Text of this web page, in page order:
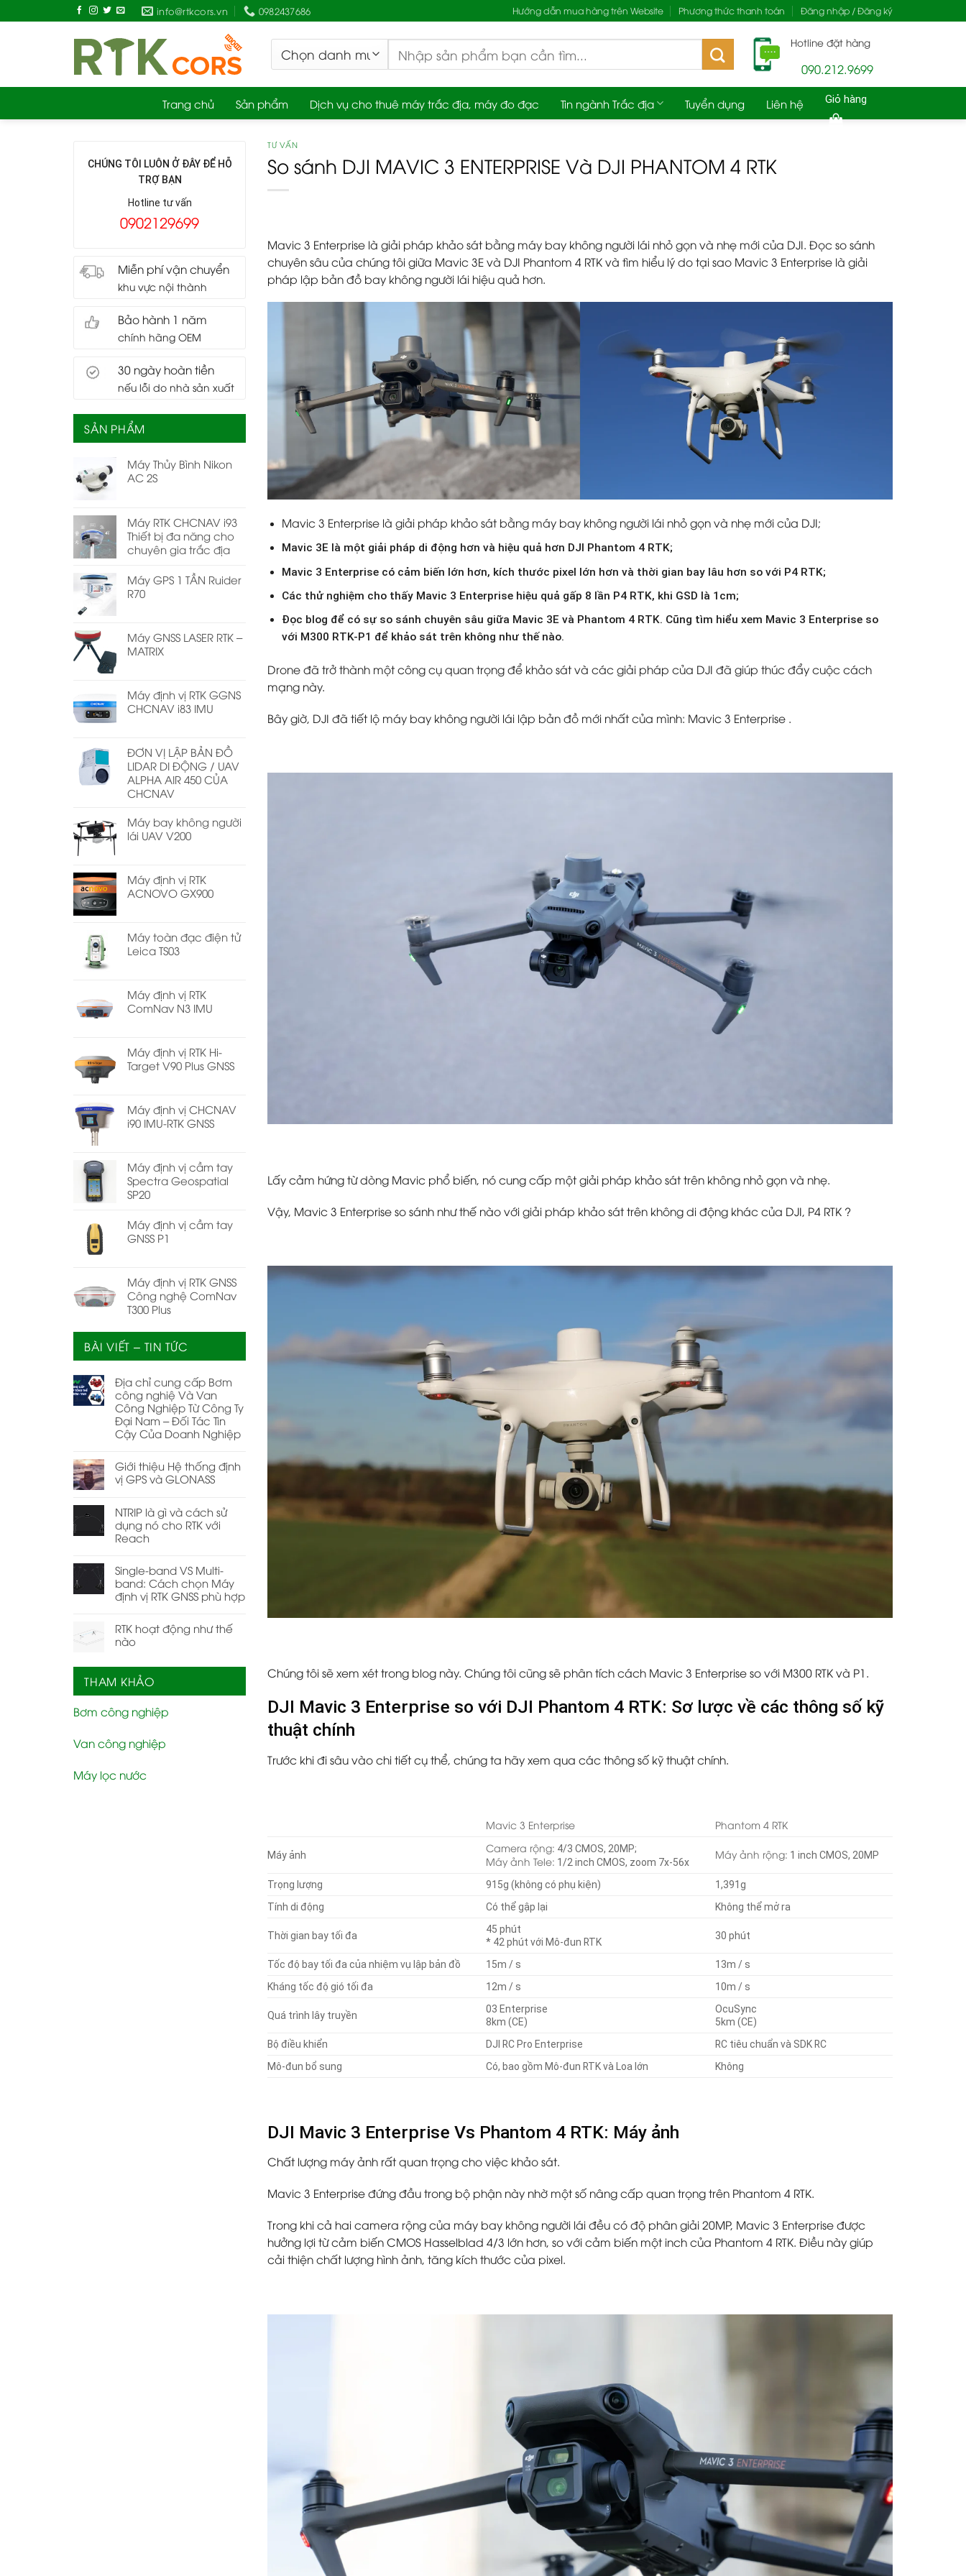
to
info@rtkcors.vn 0982437686 Hướng dẫn mua hàng trên Website Phương thức thanh toán Đăng nhập / Đăng ký
Tìm
kiếm:
Hotline đặt hàng
090.212.9699
Trang chủ Sản phẩm Dịch vụ cho thuê máy trắc địa, máy đo đạc Tin ngành Trắc địa Tuyển dụng Liên hệ Giỏ hàng
CHÚNG TÔI LUÔN Ở ĐÂY ĐỂ HỖ
TRỢ BẠN
Hotline tư vấn
0902129699
Miễn phí vận chuyển
khu vực nội thành
Bảo hành 1 năm
chính hãng OEM
30 ngày hoàn tiền
nếu lỗi do nhà sản xuất
SẢN PHẨM
Máy Thủy Bình Nikon
AC 2S
Máy RTK CHCNAV i93
Thiết bị đa năng cho
chuyên gia trắc địa
Máy GPS 1 TẦN Ruider
R70
Máy GNSS LASER RTK –
MATRIX
Máy định vị RTK GGNS
CHCNAV i83 IMU
ĐƠN VỊ LẬP BẢN ĐỒ
LIDAR DI ĐỘNG / UAV
ALPHA AIR 450 CỦA
CHCNAV
Máy bay không người
lái UAV V200
Máy định vị RTK
ACNOVO GX900
Máy toàn đạc điện tử
Leica TS03
Máy định vị RTK
ComNav N3 IMU
Máy định vị RTK Hi-
Target V90 Plus GNSS
Máy định vị CHCNAV
i90 IMU-RTK GNSS
Máy định vị cầm tay
Spectra Geospatial
SP20
Máy định vị cầm tay
GNSS P1
Máy định vị RTK GNSS
Công nghệ ComNav
T300 Plus
BÀI VIẾT – TIN TỨC
Địa chỉ cung cấp Bơm
công nghiệ Và Van
Công Nghiệp Từ Công Ty
Đại Nam – Đối Tác Tin
Cậy Của Doanh Nghiệp
Giới thiệu Hệ thống định
vị GPS và GLONASS
NTRIP là gì và cách sử
dụng nó cho RTK với
Reach
Single-band VS Multi-
band: Cách chọn Máy
định vị RTK GNSS phù hợp
RTK hoạt động như thế
nào
THAM KHẢO
Bơm công nghiệp
Van công nghiệp
Máy lọc nước
TƯ VẤN
So sánh DJI MAVIC 3 ENTERPRISE Và DJI PHANTOM 4 RTK
Mavic 3 Enterprise là giải pháp khảo sát bằng máy bay không người lái nhỏ gọn và nhẹ mới của DJI. Đọc so sánh
chuyên sâu của chúng tôi giữa Mavic 3E và DJI Phantom 4 RTK và tìm hiểu lý do tại sao Mavic 3 Enterprise là giải
pháp lập bản đồ bay không người lái hiệu quả hơn.
Mavic 3 Enterprise là giải pháp khảo sát bằng máy bay không người lái nhỏ gọn và nhẹ mới của DJI;
Mavic 3E là một giải pháp di động hơn và hiệu quả hơn DJI Phantom 4 RTK;
Mavic 3 Enterprise có cảm biến lớn hơn, kích thước pixel lớn hơn và thời gian bay lâu hơn so với P4 RTK;
Các thử nghiệm cho thấy Mavic 3 Enterprise hiệu quả gấp 8 lần P4 RTK, khi GSD là 1cm;
Đọc blog để có sự so sánh chuyên sâu giữa Mavic 3E và Phantom 4 RTK. Cũng tìm hiểu xem Mavic 3 Enterprise so
với M300 RTK-P1 để khảo sát trên không như thế nào.
Drone đã trở thành một công cụ quan trọng để khảo sát và các giải pháp của DJI đã giúp thúc đẩy cuộc cách
mạng này.
Bây giờ, DJI đã tiết lộ máy bay không người lái lập bản đồ mới nhất của mình: Mavic 3 Enterprise
Lấy cảm hứng từ dòng Mavic phổ biến, nó cung cấp một giải pháp khảo sát trên không nhỏ gọn và nhẹ.
Vậy, Mavic 3 Enterprise so sánh như thế nào với giải pháp khảo sát trên không di động khác của DJI, P4 RTK ?
Chúng tôi sẽ xem xét trong blog này. Chúng tôi cũng sẽ phân tích cách Mavic 3 Enterprise so với M300 RTK và P1.
DJI Mavic 3 Enterprise so với DJI Phantom 4 RTK: Sơ lược về các thông số kỹ
thuật chính
Trước khi đi sâu vào chi tiết cụ thể, chúng ta hãy xem qua các thông số kỹ thuật chính.
Mavic 3 Enterprise Phantom 4 RTK
Máy ảnh
Camera rộng: 4/3 CMOS, 20MP;
Máy ảnh Tele: 1/2 inch CMOS, zoom 7x-56x
Máy ảnh rộng: 1 inch CMOS, 20MP
Trọng lượng 915g (không có phụ kiện)
1,391g
Tính di động
Có thể gập lại Không thể mở ra
Thời gian bay tối đa
45 phút
* 42 phút với Mô-đun RTK
30 phút
Tốc độ bay tối đa của nhiệm vụ lập bản đồ 15m / s
13m / s
Kháng tốc độ gió tối đa
12m / s 10m / s
Quá trình lây truyền
03 Enterprise
8km (CE)
OcuSync
5km (CE)
Bộ điều khiển
DJI RC Pro Enterprise
RC tiêu chuẩn và SDK RC
Mô-đun bổ sung
Có, bao gồm Mô-đun RTK và Loa lớn Không
DJI Mavic 3 Enterprise Vs Phantom 4 RTK: Máy ảnh
Chất lượng máy ảnh rất quan trọng cho việc khảo sát.
Mavic 3 Enterprise đứng đầu trong bộ phận này nhờ một số nâng cấp quan trọng trên Phantom 4 RTK.
Trong khi cả hai camera rộng của máy bay không người lái đều có độ phân giải 20MP, Mavic 3 Enterprise được
hưởng lợi từ cảm biến CMOS Hasselblad 4/3 lớn hơn, so với cảm biến một inch của Phantom 4 RTK. Điều này giúp
cải thiện chất lượng hình ảnh, tăng kích thước của pixel.